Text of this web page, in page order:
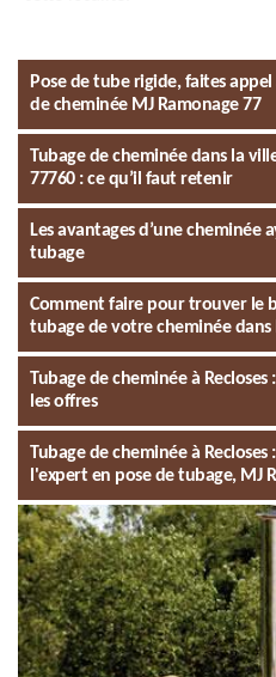
Pose de tube rigide, faites
de cheminée MJ Ramonage 77
Tubage de cheminée dans la
77760 : ce qu’il faut retenir
Les avantages d’une cheminée
tubage
Comment faire pour trouver le
tubage de votre cheminée dans
Tubage de cheminée à
les offres
Tubage de cheminée à
l'expert en pose de tubage, MJ